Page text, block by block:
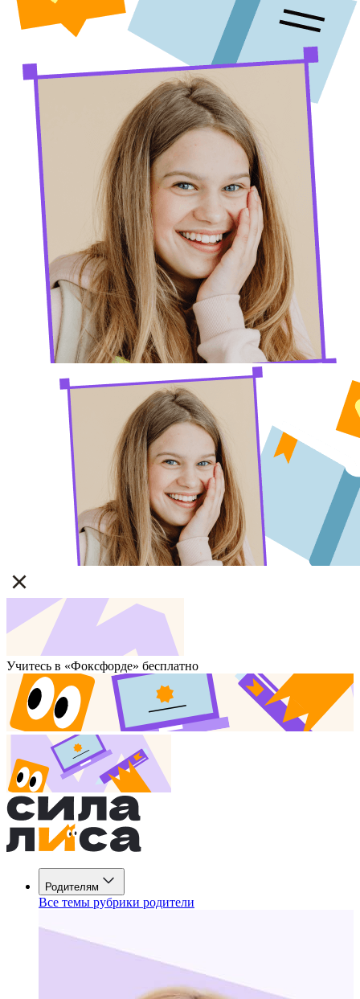
Учитесь в «Фоксфорде» бесплатно
Родителям
Все темы рубрики родители